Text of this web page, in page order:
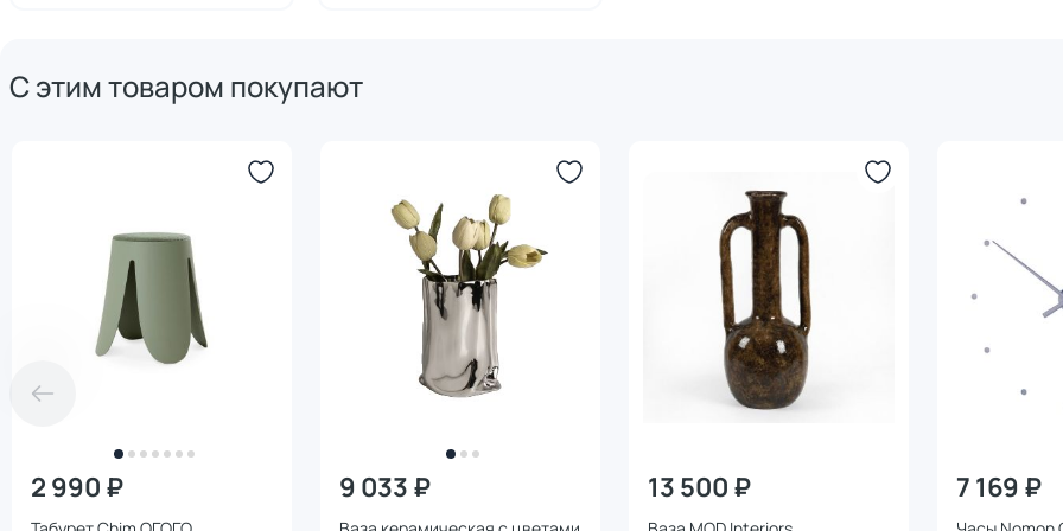
С этим товаром покупают
2 990 ₽ 9 033 ₽ 13 500 ₽ 7 169 ₽